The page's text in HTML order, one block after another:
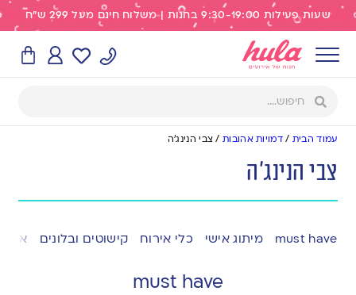
שעות פעילות 9:30-19:00 בחנות | משלוח חינם מעל 299 ש"ח
עמוד הבית /דמויות אהובות/ צבי הנינג'ה
צבי הנינג'ה
must have מיתוג אישי כלי אירוח קישוטים ובלונים
must have